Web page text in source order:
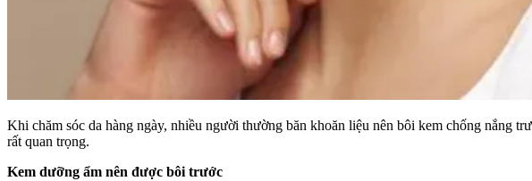
Khi chăm sóc da hàng ngày, nhiều người thường băn khoăn liệu nên bôi kem chống nắng
rất quan trọng.
Kem dưỡng ẩm nên được bôi trước